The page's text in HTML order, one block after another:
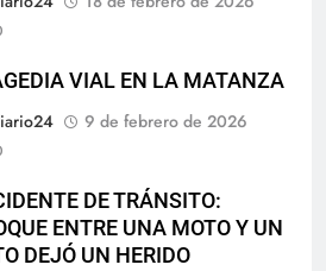
VIAL EN LA MATANZA
9 de febrero de 2026
DE TRÁNSITO:
ENTRE UNA MOTO Y UN
DEJÓ UN HERIDO